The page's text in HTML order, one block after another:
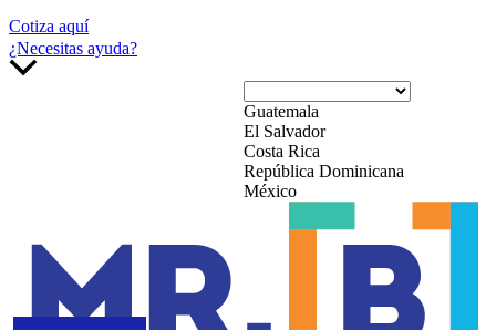
Cotiza aquí
¿Necesitas ayuda?
Guatemala
El Salvador
Costa Rica
República Dominicana
México